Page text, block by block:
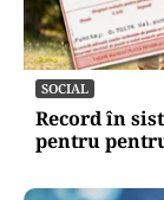
SOCIAL
Record în
pentru